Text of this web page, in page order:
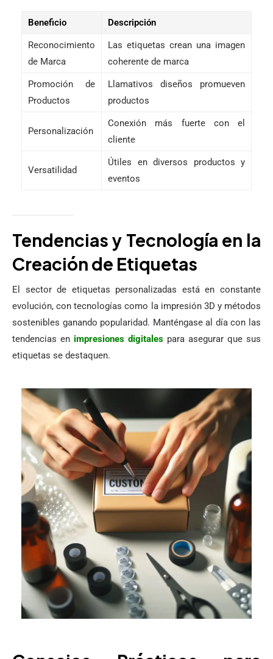
Beneficio Descripción
Reconocimiento
de Marca
Las etiquetas crean una imagen
coherente de marca
Promoción de
Productos
Llamativos diseños promueven
productos
Personalización
Conexión más fuerte con el
cliente
Versatilidad
Útiles en diversos productos y
eventos
Tendencias y Tecnología en la
Creación de Etiquetas
El sector de etiquetas personalizadas está en constante
evolución, con tecnologías como la impresión 3D y métodos
sostenibles ganando popularidad. Manténgase al día con las
tendencias en impresiones digitales para asegurar que sus
etiquetas se destaquen.